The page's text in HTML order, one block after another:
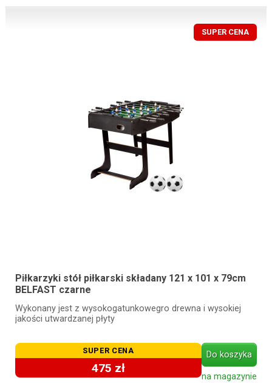
SUPER CENA
Piłkarzyki stół piłkarski składany 121 x 101 x 79cm
BELFAST czarne
Wykonany jest z wysokogatunkowegro drewna i wysokiej
jakości utwardzanej płyty
SUPER CENA
475 zł
Do koszyka
na magazynie